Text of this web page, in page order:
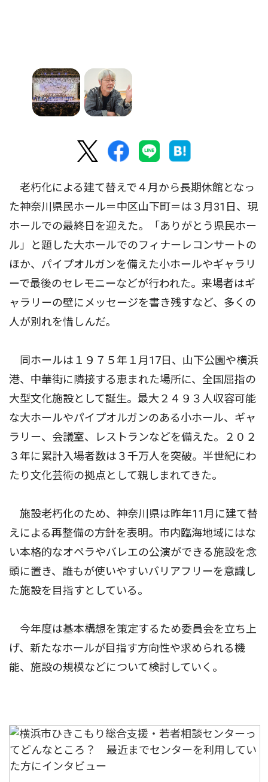
老朽化による建て替えで４月から長期休館となっ
た神奈川県民ホール＝中区山下町＝は３月31日、現
ホールでの最終日を迎えた。「ありがとう県民ホー
ル」と題した大ホールでのフィナーレコンサートの
ほか、パイプオルガンを備えた小ホールやギャラリ
ーで最後のセレモニーなどが行われた。来場者はギ
ャラリーの壁にメッセージを書き残すなど、多くの
人が別れを惜しんだ。
同ホールは１９７５年１月17日、山下公園や横浜
港、中華街に隣接する恵まれた場所に、全国屈指の
大型文化施設として誕生。最大２４９３人収容可能
な大ホールやパイプオルガンのある小ホール、ギャ
ラリー、会議室、レストランなどを備えた。２０２
３年に累計入場者数は３千万人を突破。半世紀にわ
たり文化芸術の拠点として親しまれてきた。
施設老朽化のため、神奈川県は昨年11月に建て替
えによる再整備の方針を表明。市内臨海地域にはな
い本格的なオペラやバレエの公演ができる施設を念
頭に置き、誰もが使いやすいバリアフリーを意識し
た施設を目指すとしている。
今年度は基本構想を策定するため委員会を立ち上
げ、新たなホールが目指す方向性や求められる機
能、施設の規模などについて検討していく。